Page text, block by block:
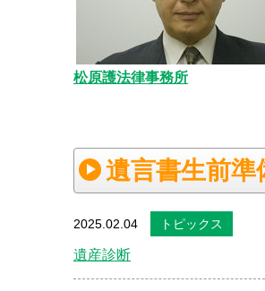
松原護法律事務所
遺言書生前
2025.02.04 トピックス
遺産診断